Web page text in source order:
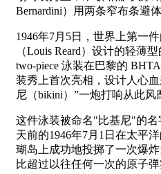
Bernardini）用两条窄布条避
1946年7月5日，世界上第一
（Louis Reard）设计的轻薄
two-piece 泳装在巴黎的
装秀上首次亮相，设计人心
尼（bikini）”一炮打响从此风
这件泳装被命名"比基尼"的
天前的1946年7月1日在太平
瑚岛上成功地投掷了一次爆
比超过以往任何一次的原子